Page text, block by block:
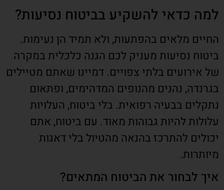
למה כדאי להשקיע בביטוח נסיעות?
החיים מלאים בהפתעות, ולא תמיד הן נעימות.
ביטוח נסיעות מעניק לכם הגנה כלכלית במקרה
של אירועים בלתי צפויים. דמיינו שאתם מטיילים
בגרנדה, נהנים מהנופים המדהימים, ופתאום
נתקלים בבעיה רפואית. בלי ביטוח, העלויות
עלולות להיות גבוהות מאוד. עם ביטוח, אתם
יכולים להתרכז בהנאה מהטיול בלי דאגות
מיותרות.
איך לבחור את הביטוח המתאים?